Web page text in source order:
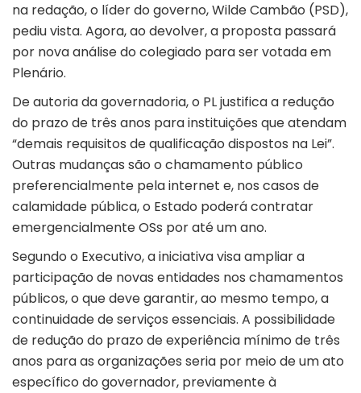
na redação, o líder do governo, Wilde Cambão (PSD),
pediu vista. Agora, ao devolver, a proposta passará
por nova análise do colegiado para ser votada em
Plenário.
De autoria da governadoria, o PL justifica a redução
do prazo de três anos para instituições que atendam
“demais requisitos de qualificação dispostos na Lei”.
Outras mudanças são o chamamento público
preferencialmente pela internet e, nos casos de
calamidade pública, o Estado poderá contratar
emergencialmente OSs por até um ano.
Segundo o Executivo, a iniciativa visa ampliar a
participação de novas entidades nos chamamentos
públicos, o que deve garantir, ao mesmo tempo, a
continuidade de serviços essenciais. A possibilidade
de redução do prazo de experiência mínimo de três
anos para as organizações seria por meio de um ato
específico do governador, previamente à